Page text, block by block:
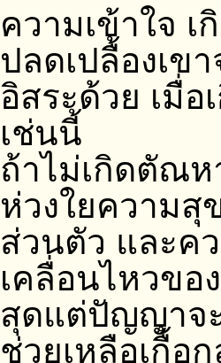
ความเข้าใจ
ปลดเปลื้องเข
อิสระด้วย เมื่
เช่นนี้
ถ้าไม่เกิดตัณห
ห่วงใยความสุ
ส่วนตัว และค
เคลื่อนไหวขอ
สุดแต่ปัญญาจ
ช่วยเหลือเกื้อ